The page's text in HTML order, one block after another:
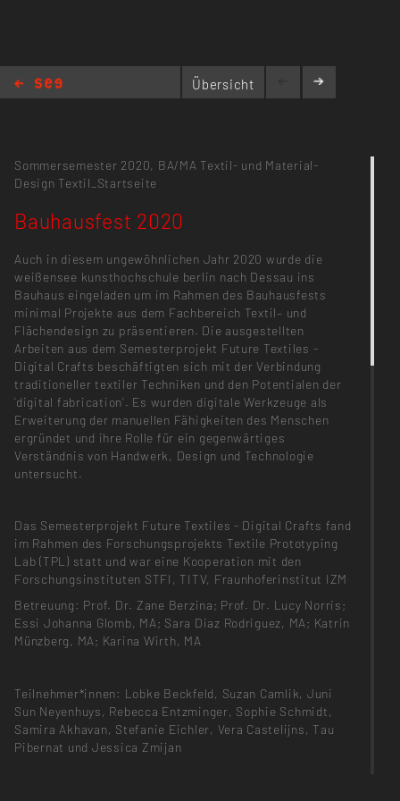
Übersicht
Sommersemester 2020, BA/MA Textil- und Material-
Design Textil_Startseite
Bauhausfest 2020
Auch in diesem ungewöhnlichen Jahr 2020 wurde die
weißensee kunsthochschule berlin nach Dessau ins
Bauhaus eingeladen um im Rahmen des Bauhausfests
minimal Projekte aus dem Fachbereich Textil– und
Flächendesign zu präsentieren. Die ausgestellten
Arbeiten aus dem Semesterprojekt Future Textiles -
Digital Crafts beschäftigten sich mit der Verbindung
traditioneller textiler Techniken und den Potentialen der
’digital fabrication’. Es wurden digitale Werkzeuge als
Erweiterung der manuellen Fähigkeiten des Menschen
ergründet und ihre Rolle für ein gegenwärtiges
Verständnis von Handwerk, Design und Technologie
untersucht.
Das Semesterprojekt Future Textiles - Digital Crafts fand
im Rahmen des Forschungsprojekts Textile Prototyping
Lab (TPL) statt und war eine Kooperation mit den
Forschungsinstituten STFI, TITV, Fraunhoferinstitut IZM
Betreuung: Prof. Dr. Zane Berzina; Prof. Dr. Lucy Norris;
Essi Johanna Glomb, MA; Sara Diaz Rodriguez, MA; Katrin
Münzberg, MA; Karina Wirth, MA
Teilnehmer*innen: Lobke Beckfeld, Suzan Camlik, Juni
Sun Neyenhuys, Rebecca Entzminger, Sophie Schmidt,
Samira Akhavan, Stefanie Eichler, Vera Castelijns, Tau
Pibernat und Jessica Zmijan